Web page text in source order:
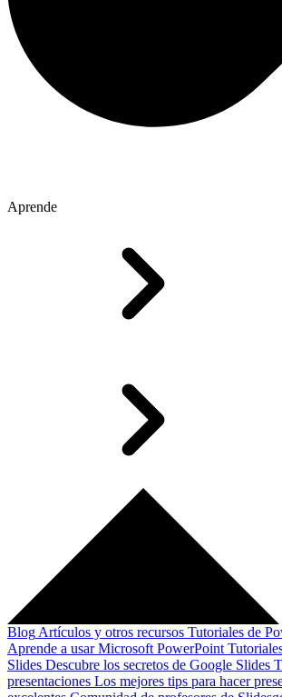
Aprende
Blog Artículos y otros recursos Tutoriales de
Aprende a usar Microsoft PowerPoint
Slides Descubre los secretos de Google Slides
presentaciones Los mejores tips para hacer